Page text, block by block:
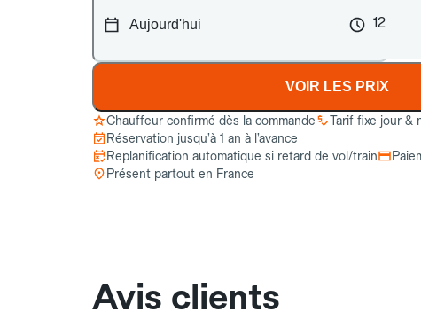
12
VOIR LES PRIX
Chauffeur confirmé dès la commande
Tarif fixe jour &
Réservation jusqu’à 1 an à l’avance
Replanification automatique si retard de vol/train
Présent partout en France
Avis clients